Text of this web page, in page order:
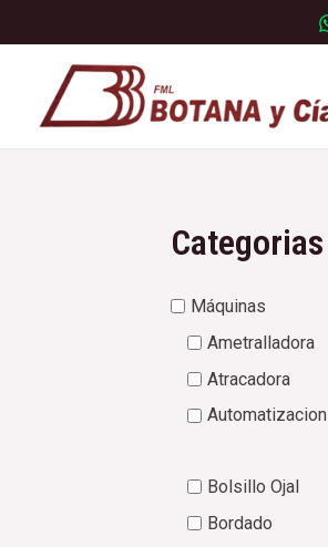
al
contenido
Categorias
Máquinas
Ametralladora
Atracadora
Automatizacion
Bolsillo Ojal
Bordado